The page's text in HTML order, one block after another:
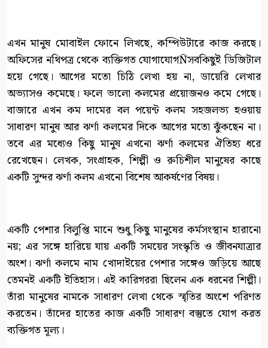
এখন মানুষ মোবাইল ফোনে লিখছে, কম্পিউটারে কাজ করছে।
অফিসের নথিপত্র থেকে ব্যক্তিগত যোগাযোগÑসবকিছুই ডিজিটাল
হয়ে গেছে। আগের মতো চিঠি লেখা হয় না, ডায়েরি লেখার
অভ্যাসও কমেছে। ফলে ভালো কলমের প্রয়োজনও কমে গেছে।
বাজারে এখন কম দামের বল পয়েন্ট কলম সহজলভ্য হওয়ায়
সাধারণ মানুষ আর ঝর্ণা কলমের দিকে আগের মতো ঝুঁকছেন না।
তবে এর মধ্যেও কিছু মানুষ এখনো ঝর্ণা কলমের ঐতিহ্য ধরে
রেখেছেন। লেখক, সংগ্রাহক, শিল্পী ও রুচিশীল মানুষের কাছে
একটি সুন্দর ঝর্ণা কলম এখনো বিশেষ আকর্ষণের বিষয়।
একটি পেশার বিলুপ্তি মানে শুধু কিছু মানুষের কর্মসংস্থান হারানো
নয়; এর সঙ্গে হারিয়ে যায় একটি সময়ের সংস্কৃতি ও জীবনযাত্রার
অংশ। ঝর্ণা কলমে নাম খোদাইয়ের পেশার সঙ্গেও জড়িয়ে আছে
তেমনই একটি ইতিহাস। এই কারিগররা ছিলেন এক ধরনের শিল্পী।
তাঁরা মানুষের নামকে সাধারণ লেখা থেকে স্মৃতির অংশে পরিণত
করতেন। তাঁদের হাতের কাজ একটি সাধারণ বস্তুতে যোগ করত
ব্যক্তিগত মূল্য।